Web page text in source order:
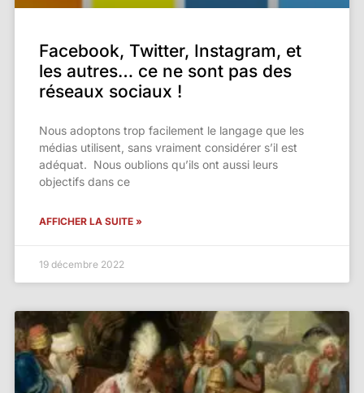
Facebook, Twitter, Instagram, et
les autres… ce ne sont pas des
réseaux sociaux !
Nous adoptons trop facilement le langage que les
médias utilisent, sans vraiment considérer s’il est
adéquat. Nous oublions qu’ils ont aussi leurs
objectifs dans ce
AFFICHER LA SUITE »
19 décembre 2022